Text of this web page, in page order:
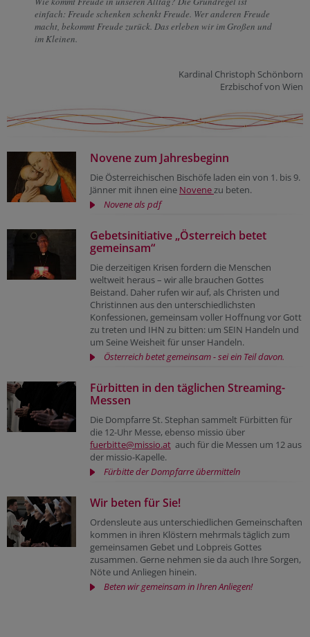
einfach: Freude schenken schenkt Freude. Wer anderen Freude
macht, bekommt Freude zurück. Das erleben wir im Großen und
im Kleinen.
Kardinal Christoph Schönborn
Erzbischof von Wien
Novene zum Jahresbeginn
Die Österreichischen Bischöfe laden ein von 1. bis 9.
Jänner mit ihnen eine Novenezu beten.
Novene als pdf
Gebetsinitiative „Österreich betet
gemeinsam“
Die derzeitigen Krisen fordern die Menschen
weltweit heraus – wir alle brauchen Gottes
Beistand. Daher rufen wir auf, als Christen und
Christinnen aus den unterschiedlichsten
Konfessionen, gemeinsam voller Hoffnung vor Gott
zu treten und IHN zu bitten: um SEIN Handeln und
um Seine Weisheit für unser Handeln.
Österreich betet gemeinsam - sei ein Teil davon.
Fürbitten in den täglichen Streaming-
Messen
Die Dompfarre St. Stephan sammelt Fürbitten für
die 12-Uhr Messe, ebenso missio über
fuerbitte@missio.at auch für die Messen um 12 aus
der missio-Kapelle.
Fürbitte der Dompfarre übermitteln
Wir beten für Sie!
Ordensleute aus unterschiedlichen Gemeinschaften
kommen in ihren Klöstern mehrmals täglich zum
gemeinsamen Gebet und Lobpreis Gottes
zusammen. Gerne nehmen sie da auch Ihre Sorgen,
Nöte und Anliegen hinein.
Beten wir gemeinsam in Ihren Anliegen!